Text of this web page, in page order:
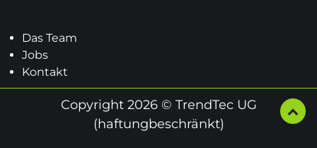
Das Team
Jobs
Kontakt
Copyright 2026 © TrendTec UG
(haftungbeschränkt)